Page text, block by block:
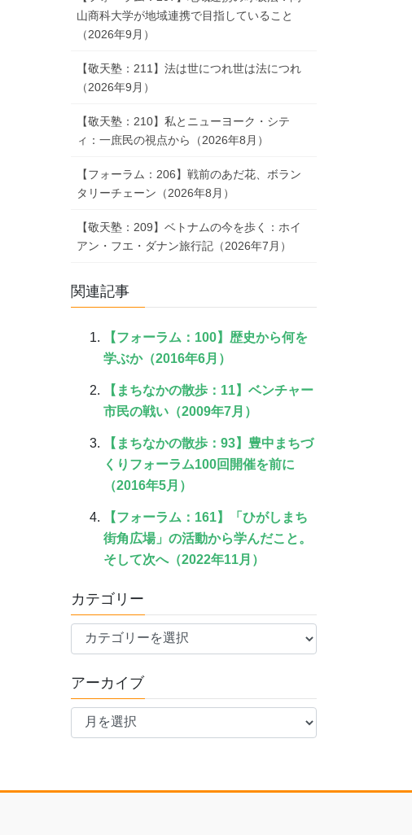
山商科大学が地域連携で目指していること
（2026年9月）
【敬天塾：211】法は世につれ世は法につれ
（2026年9月）
【敬天塾：210】私とニューヨーク・シテ
ィ：一庶民の視点から（2026年8月）
【フォーラム：206】戦前のあだ花、ボラン
タリーチェーン（2026年8月）
【敬天塾：209】ベトナムの今を歩く：ホイ
アン・フエ・ダナン旅行記（2026年7月）
関連記事
【フォーラム：100】歴史から何を
学ぶか（2016年6月）
【まちなかの散歩：11】ベンチャー
市民の戦い（2009年7月）
【まちなかの散歩：93】豊中まちづ
くりフォーラム100回開催を前に
（2016年5月）
【フォーラム：161】「ひがしまち
街角広場」の活動から学んだこと。
そして次へ（2022年11月）
カテゴリー
テ
リ
ー
アーカイブ
ア